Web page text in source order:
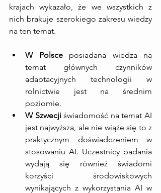
krajach wykazało, że we wszystkich z
nich brakuje szerokiego zakresu wiedzy
na ten temat.
W Polsce posiadana wiedza na
temat głównych czynników
adaptacyjnych technologii w
rolnictwie jest na średnim
poziomie.
W Szwecji świadomość na temat AI
jest najwyższa, ale nie wiąże się to z
praktycznym doświadczeniem w
stosowaniu AI. Uczestnicy badania
wydają się również świadomi
korzyści środowiskowych
wynikających z wykorzystania AI w